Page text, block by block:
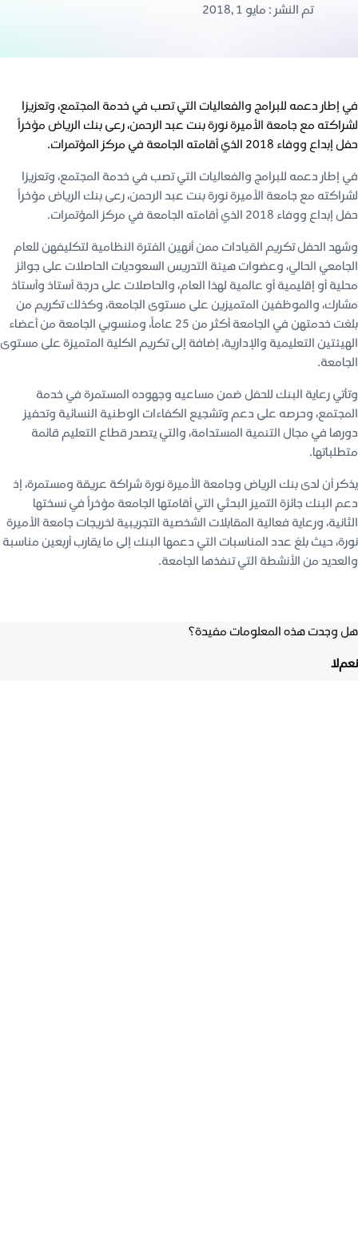
تم النشر : مايو 1 ,2018
في إطار دعمه للبرامج والفعاليات التي تصب في خدمة المجتمع، وتعزيزا
لشراكته مع جامعة الأميرة نورة بنت عبد الرحمن، رعى بنك الرياض مؤخراً
حفل إبداع ووفاء 2018 الذي أقامته الجامعة في مركز المؤتمرات.
في إطار دعمه للبرامج والفعاليات التي تصب في خدمة المجتمع، وتعزيزا
لشراكته مع جامعة الأميرة نورة بنت عبد الرحمن، رعى بنك الرياض مؤخراً
حفل إبداع ووفاء 2018 الذي أقامته الجامعة في مركز المؤتمرات.
وشهد الحفل تكريم القيادات ممن أنهين الفترة النظامية لتكليفهن للعام
الجامعي الحالي، وعضوات هيئة التدريس السعوديات الحاصلات على جوائز
محلية أو إقليمية أو عالمية لهذا العام، والحاصلات على درجة أستاذ وأستاذ
مشارك، والموظفين المتميزين على مستوى الجامعة، وكذلك تكريم من
بلغت خدمتهن في الجامعة أكثر من 25 عاماً، ومنسوبي الجامعة من أعضاء
الهيئتين التعليمية والإدارية، إضافة إلى تكريم الكلية المتميزة على مستوى
الجامعة.
وتأتي رعاية البنك للحفل ضمن مساعيه وجهوده المستمرة في خدمة
المجتمع، وحرصه على دعم وتشجيع الكفاءات الوطنية النسائية وتحفيز
دورها في مجال التنمية المستدامة، والتي يتصدر قطاع التعليم قائمة
متطلباتها.
يذكر أن لدى بنك الرياض وجامعة الأميرة نورة شراكة عريقة ومستمرة، إذ
دعم البنك جائزة التميز البحثي التي أقامتها الجامعة مؤخراً في نسختها
الثانية، ورعاية فعالية المقابلات الشخصية التجريبية لخريجات جامعة الأميرة
نورة، حيث بلغ عدد المناسبات التي دعمها البنك إلى ما يقارب أربعين مناسبة
والعديد من الأنشطة التي تنفذها الجامعة.
هل وجدت هذه المعلومات مفيدة؟
نعملا